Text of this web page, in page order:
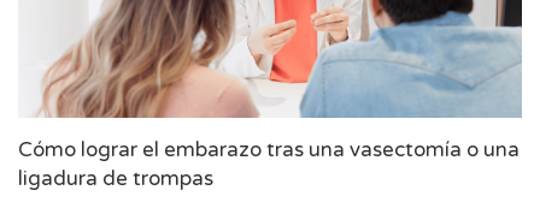
Cómo lograr el embarazo tras una vasectomía o una
ligadura de trompas